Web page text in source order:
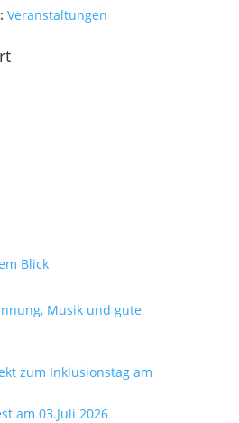
Veranstaltungen
Blick
Musik und gute
zum Inklusionstag am
am 03.Juli 2026